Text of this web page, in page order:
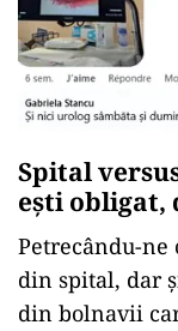
Spital
ești obligat,
Petrecându-
din spital, dar
din bolnavii